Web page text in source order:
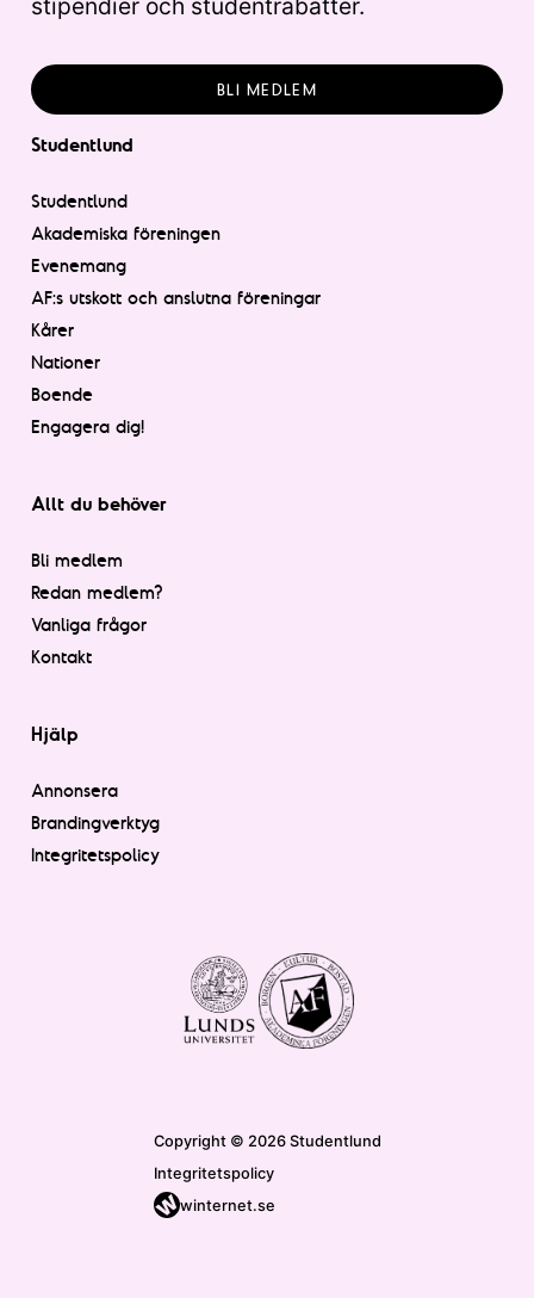
stipendier och studentrabatter.
BLI MEDLEM
Studentlund
Studentlund
Akademiska föreningen
Evenemang
AF:s utskott och anslutna föreningar
Kårer
Nationer
Boende
Engagera dig!
Allt du behöver
Bli medlem
Redan medlem?
Vanliga frågor
Kontakt
Hjälp
Annonsera
Brandingverktyg
Integritetspolicy
Copyright © 2026 Studentlund
Integritetspolicy
winternet.se